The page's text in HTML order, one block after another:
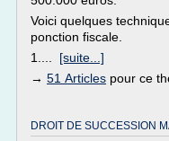
Voici quelques
ponction fiscale.
1.... [suite...]
→ 51 Articles pour ce
DROIT DE SUCCESSION